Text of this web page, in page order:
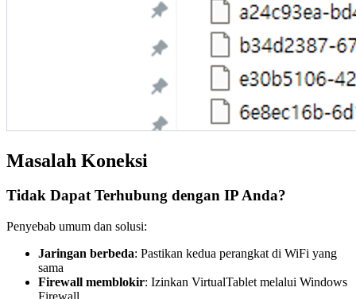
Masalah Koneksi
Tidak Dapat Terhubung dengan IP Anda?
Penyebab umum dan solusi:
Jaringan berbeda: Pastikan kedua perangkat di WiFi yang
sama
Firewall memblokir: Izinkan VirtualTablet melalui Windows